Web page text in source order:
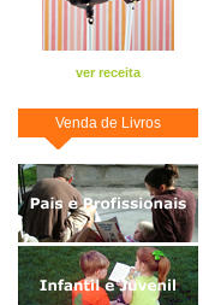
ver receita
Venda de Livros